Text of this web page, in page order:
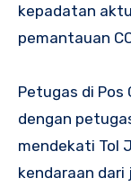
kepadatan
pemantauan
Petugas di Pos
dengan
mendekati Tol
kendaraan